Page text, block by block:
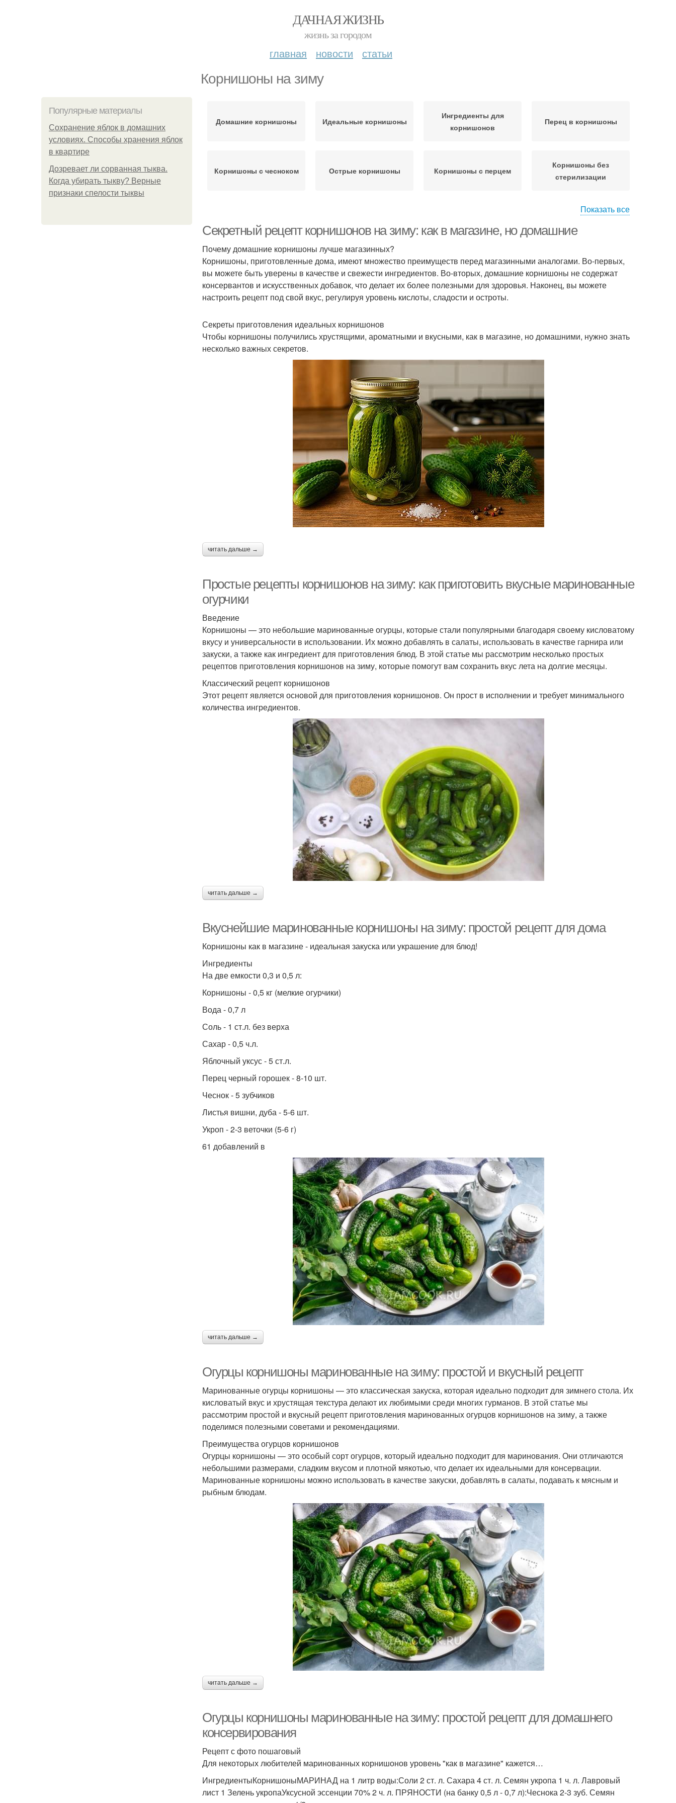
ДАЧНАЯ ЖИЗНЬ
жизнь за городом
главная новости статьи
Корнишоны на зиму
Популярные материалы
Сохранение яблок в домашних
условиях. Способы хранения яблок
в квартире
Дозревает ли сорванная тыква.
Когда убирать тыкву? Верные
признаки спелости тыквы
Домашние корнишоны Идеальные корнишоны
Ингредиенты для
корнишонов
Перец в корнишоны
Корнишоны с чесноком Острые корнишоны Корнишоны с перцем
Корнишоны без
стерилизации
кулинарии
маринованием
маринования
Классические
корнишоны
Корнишоны с горчицей
Корнишоны с лимонной
кислотой
Корнишоны с медом
Корнишоны при
консервации
корнишоны
Маринад для
Огурцов на зиму Корнишоны в банке
Закуски на зиму
Малосольные
корнишоны
Маринования на зиму Уксус на зиму
Показать все
Секретный рецепт корнишонов на зиму: как в магазине, но домашние
Почему домашние корнишоны лучше магазинных?
Корнишоны, приготовленные дома, имеют множество преимуществ перед магазинными аналогами. Во-первых,
вы можете быть уверены в качестве и свежести ингредиентов. Во-вторых, домашние корнишоны не содержат
консервантов и искусственных добавок, что делает их более полезными для здоровья. Наконец, вы можете
настроить рецепт под свой вкус, регулируя уровень кислоты, сладости и остроты.
Секреты приготовления идеальных корнишонов
Чтобы корнишоны получились хрустящими, ароматными и вкусными, как в магазине, но домашними, нужно знать
несколько важных секретов.
читать дальше →
Простые рецепты корнишонов на зиму: как приготовить вкусные маринованные
огурчики
Введение
Корнишоны — это небольшие маринованные огурцы, которые стали популярными благодаря своему кисловатому
вкусу и универсальности в использовании. Их можно добавлять в салаты, использовать в качестве гарнира или
закуски, а также как ингредиент для приготовления блюд. В этой статье мы рассмотрим несколько простых
рецептов приготовления корнишонов на зиму, которые помогут вам сохранить вкус лета на долгие месяцы.
Классический рецепт корнишонов
Этот рецепт является основой для приготовления корнишонов. Он прост в исполнении и требует минимального
количества ингредиентов.
читать дальше →
Вкуснейшие маринованные корнишоны на зиму: простой рецепт для дома
Корнишоны как в магазине - идеальная закуска или украшение для блюд!
Ингредиенты
На две емкости 0,3 и 0,5 л:
Корнишоны - 0,5 кг (мелкие огурчики)
Вода - 0,7 л
Соль - 1 ст.л. без верха
Сахар - 0,5 ч.л.
Яблочный уксус - 5 ст.л.
Перец черный горошек - 8-10 шт.
Чеснок - 5 зубчиков
Листья вишни, дуба - 5-6 шт.
Укроп - 2-3 веточки (5-6 г)
61 добавлений в
читать дальше →
Огурцы корнишоны маринованные на зиму: простой и вкусный рецепт
Маринованные огурцы корнишоны — это классическая закуска, которая идеально подходит для зимнего стола. Их
кисловатый вкус и хрустящая текстура делают их любимыми среди многих гурманов. В этой статье мы
рассмотрим простой и вкусный рецепт приготовления маринованных огурцов корнишонов на зиму, а также
поделимся полезными советами и рекомендациями.
Преимущества огурцов корнишонов
Огурцы корнишоны — это особый сорт огурцов, который идеально подходит для маринования. Они отличаются
небольшими размерами, сладким вкусом и плотной мякотью, что делает их идеальными для консервации.
Маринованные корнишоны можно использовать в качестве закуски, добавлять в салаты, подавать к мясным и
рыбным блюдам.
читать дальше →
Огурцы корнишоны маринованные на зиму: простой рецепт для домашнего
консервирования
Рецепт с фото пошаговый
Для некоторых любителей маринованных корнишонов уровень "как в магазине" кажется…
ИнгредиентыКорнишоныМАРИНАД на 1 литр воды:Соли 2 ст. л. Сахара 4 ст. л. Семян укропа 1 ч. л. Лавровый
лист 1 Зелень укропаУксусной эссенции 70% 2 ч. л. ПРЯНОСТИ (на банку 0,5 л - 0,7 л):Чеснока 2-3 зуб. Семян